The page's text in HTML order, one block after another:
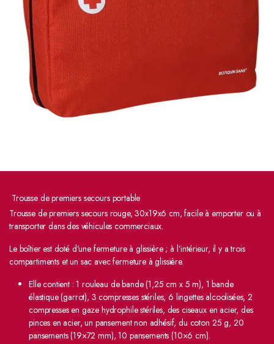
Trousse de premiers secours portable
Trousse de premiers secours rouge, 30x19x6 cm, facile à emporter ou à
transporter dans des véhicules commerciaux.
Le boîtier est doté d’une fermeture à glissière ; à l’intérieur, il y a trois
compartiments et un sac avec fermeture à glissière.
Elle contient : 1 rouleau de bande (1,25 cm x 5 m), 1 bande
élastique (garrot), 3 compresses stériles, 6 lingettes alcoolisées, 2
compresses en gaze hydrophile stériles, des ciseaux en acier, des
pinces en acier, un pansement non adhésif, du coton 25 g, 20
pansements (19×72 mm), 10 pansements (10×6 cm).